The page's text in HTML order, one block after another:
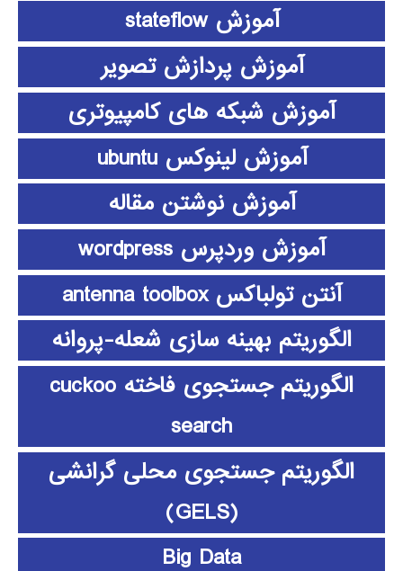
آموزش stateflow
آموزش پردازش تصویر
آموزش شبکه های کامپیوتری
آموزش لینوکس ubuntu
آموزش نوشتن مقاله
آموزش وردپرس wordpress
آنتن تولباکس antenna toolbox
الگوریتم بهینه سازی شعله-پروانه
الگوریتم جستجوی فاخته cuckoo
search
الگوریتم جستجوی محلی گرانشی
(GELS)
Big Data